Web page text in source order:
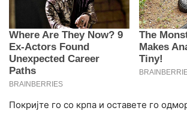
Покријте го со крпа и оставете го